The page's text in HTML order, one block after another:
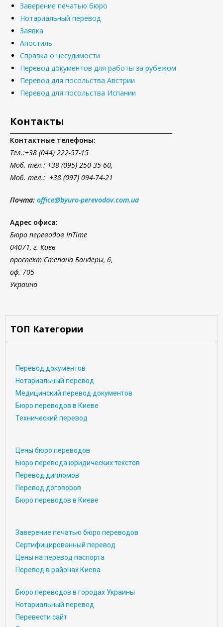
Заверение печатью бюро
Нотариальный перевод
Заявка
Апостиль
Справка о несудимости
Перевод документов для работы за рубежом
Перевод для посольства Австрии
Перевод для посольства Испании
Контакты
Контактные телефоны:
Тел.:+38 (044) 222-57-15
Моб. тел.: +38 (095) 250-35-60,
Моб. тел.: +38 (097) 094-74-21
Почта: office@byuro-perevodov.com.ua
Адрес офиса:
Бюро переводов InTime
04071, г. Киев
проспект Степана Бандеры, 6,
оф. 705
Украина
ТОП Категории
Перевод документов
Нотариальный перевод
Медицинский перевод документов
Бюро переводов в Киеве
Технический перевод
Цены бюро переводов
Бюро перевода юридических текстов
Перевод дипломов
Перевод договоров
Бюро переводов в Киеве
Заверение печатью бюро переводов
Сертифицированный перевод
Цены на перевод паспорта
Перевод в районах Киева
Бюро переводов в городах Украины
Нотариальный перевод
Перевести сайт